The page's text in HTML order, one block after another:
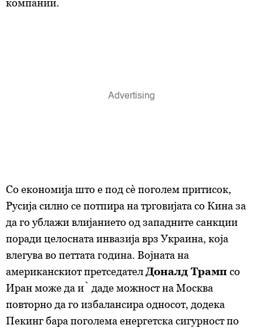
компании.
Со економија што е под сè поголем притисок,
Русија силно се потпира на трговијата со Кина за
да го ублажи влијанието од западните санкции
поради целосната инвазија врз Украина, која
влегува во петтата година. Војната на
американскиот претседател Доналд Трамп со
Иран може да ѝ даде можност на Москва
повторно да го избалансира односот, додека
Пекинг бара поголема енергетска сигурност по